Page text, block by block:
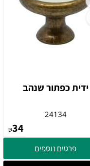
ידית כפתור שנהב
24134
₪34
פרטים נוספים